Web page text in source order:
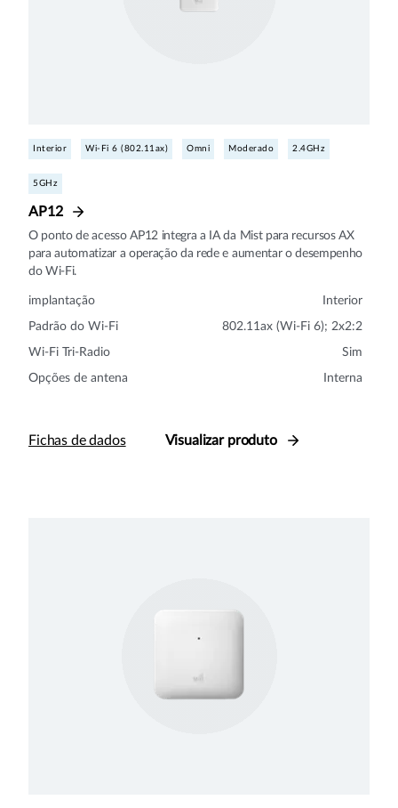
Interior Wi-Fi 6 (802.11ax) Omni Moderado 2.4GHz
5GHz
AP12
O ponto de acesso AP12 integra a IA da Mist para recursos AX
para automatizar a operação da rede e aumentar o desempenho
do Wi-Fi.
implantação Interior
Padrão do Wi-Fi 802.11ax (Wi-Fi 6); 2x2:2
Wi-Fi Tri-Radio Sim
Opções de antena Interna
Fichas de dados Visualizar produto